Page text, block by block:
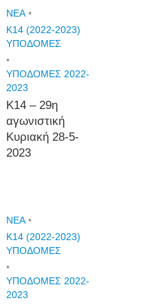
NEA •
Κ14 (2022-2023)
ΥΠΟΔΟΜΕΣ
•
ΥΠΟΔΟΜΕΣ 2022-
2023
Κ14 – 29η
αγωνιστική
Κυριακή 28-5-
2023
NEA •
Κ14 (2022-2023)
ΥΠΟΔΟΜΕΣ
•
ΥΠΟΔΟΜΕΣ 2022-
2023